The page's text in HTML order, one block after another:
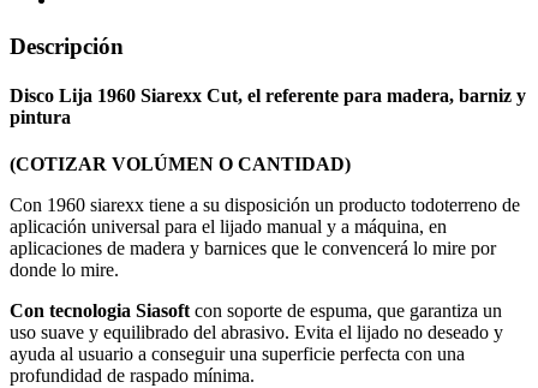
Descripción
Disco Lija 1960 Siarexx Cut, el referente para madera, barniz y
pintura
(COTIZAR VOLÚMEN O CANTIDAD)
Con 1960 siarexx tiene a su disposición un producto todoterreno de
aplicación universal para el lijado manual y a máquina, en
aplicaciones de madera y barnices que le convencerá lo mire por
donde lo mire.
Con tecnologia Siasoft con soporte de espuma, que garantiza un
uso suave y equilibrado del abrasivo. Evita el lijado no deseado y
ayuda al usuario a conseguir una superficie perfecta con una
profundidad de raspado mínima.